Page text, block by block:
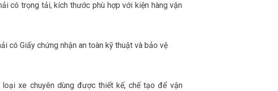
có trọng tải, kích thước phù hợp với kiện hàng vận
có Giấy chứng nhận an toàn kỹ thuật và bảo vệ
xe chuyên dùng được thiết kế, chế tạo để vận